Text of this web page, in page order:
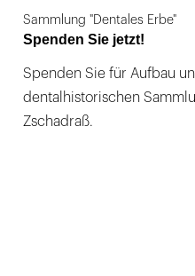
Sammlung "Dentales Erbe"
Spenden Sie jetzt!
Spenden Sie für Aufbau
dentalhistorischen
Zschadraß.